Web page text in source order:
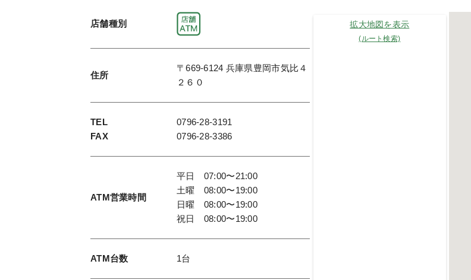
店舗種別
住所
〒669-6124 兵庫県豊岡市気比４
２６０
TEL
FAX
0796-28-3191
0796-28-3386
ATM営業時間
平日 07:00〜21:00
土曜 08:00〜19:00
日曜 08:00〜19:00
祝日 08:00〜19:00
ATM台数 1台
拡大地図を表示
(ルート検索)